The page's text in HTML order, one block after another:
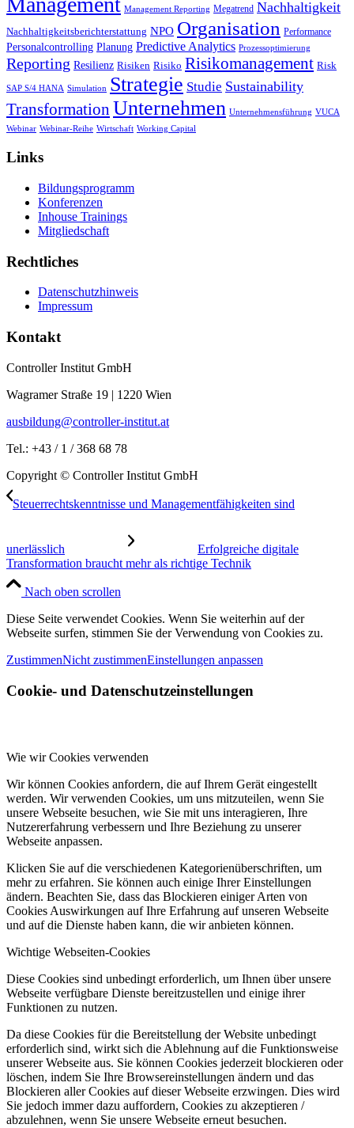
Management Reporting Megatrend Nachhaltigkeit
Nachhaltigkeitsberichterstattung NPO Organisation Performance
Personalcontrolling Planung Predictive Analytics Prozessoptimierung
Reporting Resilienz Risiken Risiko Risikomanagement Risk
SAP S/4 HANA Simulation Strategie Studie Sustainability
Transformation Unternehmen Unternehmensführung VUCA
Webinar Webinar-Reihe Wirtschaft Working Capital
Links
Bildungsprogramm
Konferenzen
Inhouse Trainings
Mitgliedschaft
Rechtliches
Datenschutzhinweis
Impressum
Kontakt
Controller Institut GmbH
Wagramer Straße 19 | 1220 Wien
ausbildung@controller-institut.at
Tel.: +43 / 1 / 368 68 78
Copyright © Controller Institut GmbH
Steuerrechtskenntnisse und Managementfähigkeiten sind
unerlässlich
Erfolgreiche digitale
Transformation braucht mehr als richtige Technik
Nach oben scrollen
Diese Seite verwendet Cookies. Wenn Sie weiterhin auf der
Webseite surfen, stimmen Sie der Verwendung von Cookies zu.
ZustimmenNicht zustimmenEinstellungen anpassen
Cookie- und Datenschutzeinstellungen
Wie wir Cookies verwenden
Wir können Cookies anfordern, die auf Ihrem Gerät eingestellt
werden. Wir verwenden Cookies, um uns mitzuteilen, wenn Sie
unsere Webseite besuchen, wie Sie mit uns interagieren, Ihre
Nutzererfahrung verbessern und Ihre Beziehung zu unserer
Webseite anpassen.
Klicken Sie auf die verschiedenen Kategorienüberschriften, um
mehr zu erfahren. Sie können auch einige Ihrer Einstellungen
ändern. Beachten Sie, dass das Blockieren einiger Arten von
Cookies Auswirkungen auf Ihre Erfahrung auf unseren Webseite
und auf die Dienste haben kann, die wir anbieten können.
Wichtige Webseiten-Cookies
Diese Cookies sind unbedingt erforderlich, um Ihnen über unsere
Webseite verfügbare Dienste bereitzustellen und einige ihrer
Funktionen zu nutzen.
Da diese Cookies für die Bereitstellung der Website unbedingt
erforderlich sind, wirkt sich die Ablehnung auf die Funktionsweise
unserer Webseite aus. Sie können Cookies jederzeit blockieren oder
löschen, indem Sie Ihre Browsereinstellungen ändern und das
Blockieren aller Cookies auf dieser Webseite erzwingen. Dies wird
Sie jedoch immer dazu auffordern, Cookies zu akzeptieren /
abzulehnen, wenn Sie unsere Webseite erneut besuchen.